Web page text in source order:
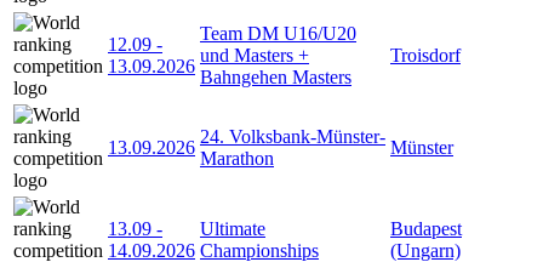
12.09 -
13.09.2026
Team DM U16/U20
und Masters +
Bahngehen Masters
Troisdorf
13.09.2026
24. Volksbank-Münster-
Marathon
Münster
13.09 -
14.09.2026
Ultimate
Championships
Budapest
(Ungarn)